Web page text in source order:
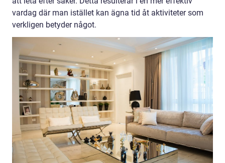
vardag där man istället kan ägna tid åt aktiviteter som
verkligen betyder något.